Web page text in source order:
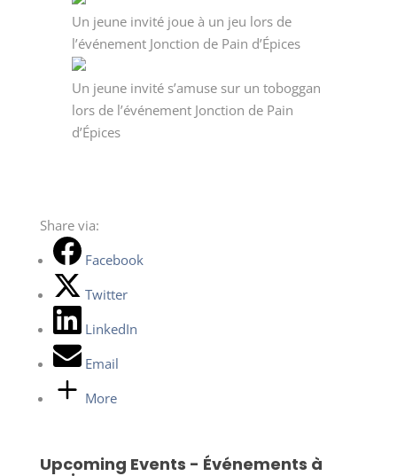
Un jeune invité joue à un jeu lors de
l’événement Jonction de Pain d’Épices
Un jeune invité s’amuse sur un toboggan
lors de l’événement Jonction de Pain
d’Épices
Share via:
Facebook
Twitter
LinkedIn
Email
More
Upcoming Events - Événements à